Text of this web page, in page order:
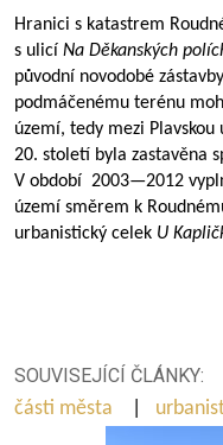
Hranici s katastrem
s ulicí Na Děkanských
původní novodobé
podmáčenému terénu
území, tedy mezi Plavskou
20. století byla zastavěna
V období 2003—2012
území směrem k
urbanistický celek U
SOUVISEJÍCÍ ČLÁNKY:
části města